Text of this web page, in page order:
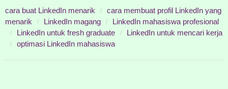
cara buat LinkedIn menarik
cara membuat profil LinkedIn yang
menarik
LinkedIn magang
LinkedIn mahasiswa profesional
LinkedIn untuk fresh graduate
LinkedIn untuk mencari kerja
optimasi LinkedIn mahasiswa